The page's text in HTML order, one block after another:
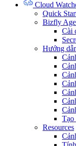
Cloud
Quick
Bizfly
Cài
Hướng
Tạo
Resources